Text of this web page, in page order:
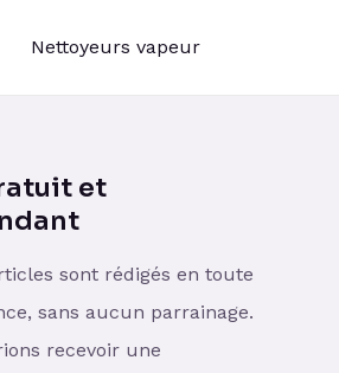
Nettoyeurs vapeur
et
sont rédigés en toute
sans aucun parrainage.
recevoir une